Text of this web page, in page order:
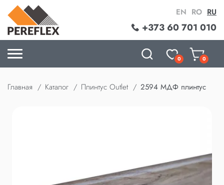
+373 60 701 010
EN RO RU
0 0
Главная Каталог Плинтус Outlet 2594 МДФ плинтус